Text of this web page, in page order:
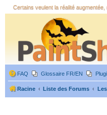
Certains veulent la réalité
FAQ Glossaire FR/EN
Racine Liste des Forums